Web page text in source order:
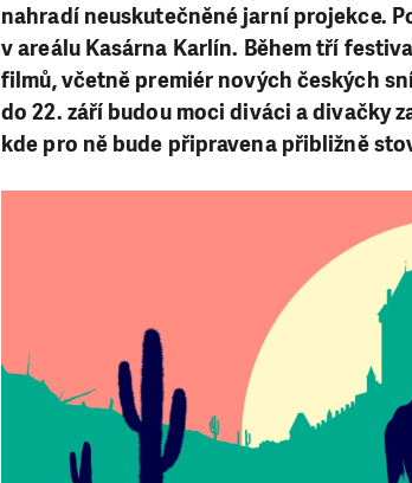
nahradí neuskutečněné jarní projekce.
v areálu Kasárna Karlín. Během tří
filmů, včetně premiér nových českých
do 22. září budou moci diváci a divačky
kde pro ně bude připravena přibližně